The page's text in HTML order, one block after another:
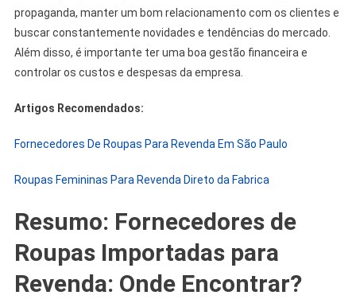
propaganda, manter um bom relacionamento com os clientes e
buscar constantemente novidades e tendências do mercado.
Além disso, é importante ter uma boa gestão financeira e
controlar os custos e despesas da empresa.
Artigos Recomendados:
Fornecedores De Roupas Para Revenda Em São Paulo
Roupas Femininas Para Revenda Direto da Fabrica
Resumo: Fornecedores de
Roupas Importadas para
Revenda: Onde Encontrar?